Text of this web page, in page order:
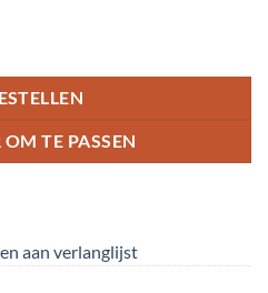
OM TE PASSEN
aan verlanglijst